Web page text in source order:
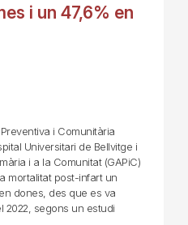
i un 47,6% en
i Comunitària
Universitari de Bellvitge i
i a la Comunitat (GAPiC)
mortalitat post-infart un
dones, des que es va
2022, segons un estudi